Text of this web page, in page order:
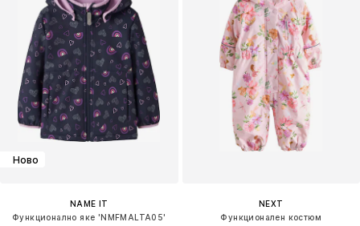
Ново
NAME IT
Функционално яке 'NMFMALTA05'
NEXT
Функционален костюм